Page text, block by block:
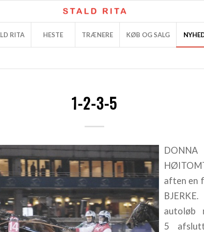
RITA HESTE TRÆNERE KØB OG SALG
1-2-3-5
aften en
autoløb
5